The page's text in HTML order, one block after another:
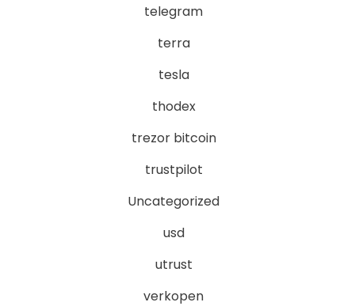
telegram
terra
tesla
thodex
trezor bitcoin
trustpilot
Uncategorized
usd
utrust
verkopen